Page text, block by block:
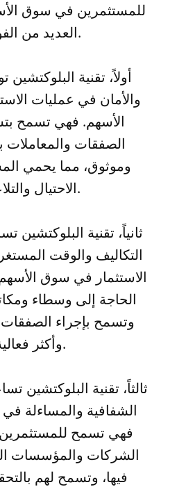
للمستثمرين في سوق
العديد من الفوائد.
أولاً، تقنية البلوكتشين
والأمان في عمليات
الأسهم. فهي تسمح
الصفقات
وموثوق، مما يحمي
الاحتيال والتلاعب.
ثانياً، تقنية البلوكتشين
التكاليف والوقت
الاستثمار في سوق
الحاجة إلى وسطاء
وتسمح بإجراء
وأكثر فعالية.
ثالثاً، تقنية البلوكتشين
الشفافية والمساءلة
فهي تسمح للمستثمرين
الشركات والمؤسسات
فيها، وتسمح لهم